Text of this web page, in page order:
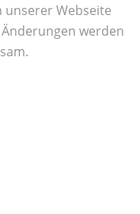
unserer Webseite
werden